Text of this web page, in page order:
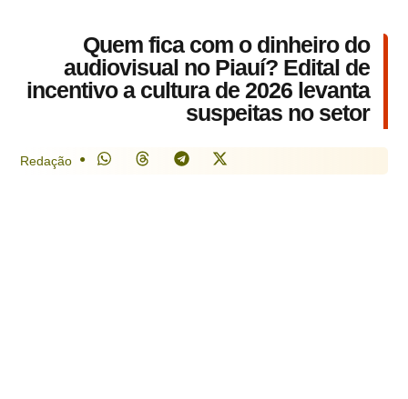
Quem fica com o dinheiro do
audiovisual no Piauí? Edital de
incentivo a cultura de 2026 levanta
suspeitas no setor
Redação ●